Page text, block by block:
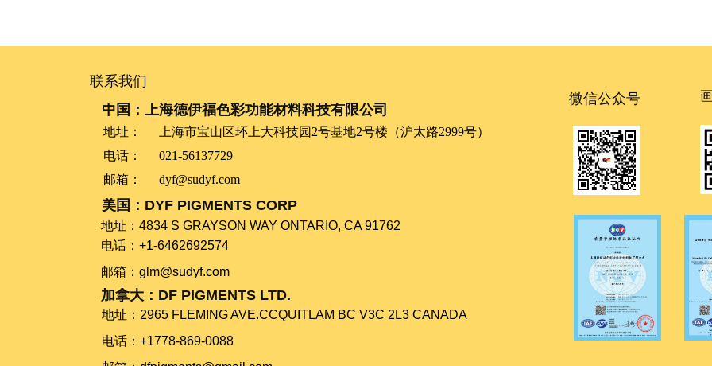
地址：
上海市宝山区环上大科技园2号基地2号楼（沪太路2999号）
电话：
021-56137729
邮箱：
dyf@sudyf.com
联系我们
微信公众号
中国：上海德伊福色彩功能材料科技有限公司
美国：DYF PIGMENTS CORP
​​​​​​​地址：​​​​​​​4834 S GRAYSON WAY ONTARIO, CA 91762
电话：+1-6462692574
​​​​​​​邮箱：glm@sudyf.com
加拿大：DF PIGMENTS LTD.
地址：​​​​​​​2965 FLEMING AVE.CCQUITLAM BC V3C 2L3 CANADA
电话：+1778-869-0088